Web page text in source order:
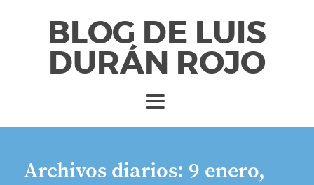
BLOG DE LUIS
DURÁN ROJO
Archivos diarios: 9 enero,